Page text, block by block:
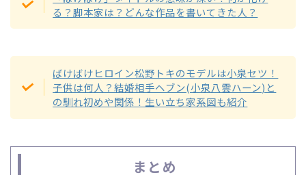
る？脚本家は？どんな作品を書いてきた人？
ばけばけヒロイン松野トキのモデルは小泉セツ！
子供は何人？結婚相手ヘブン(小泉八雲ハーン)と
の馴れ初めや関係！生い立ち家系図も紹介
まとめ